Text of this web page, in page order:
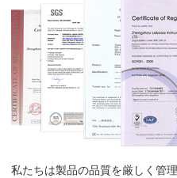
私たちは製品の品質を厳しく管